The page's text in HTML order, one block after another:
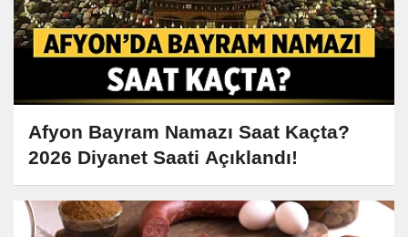
Afyon Bayram Namazı Saat Kaçta?
2026 Diyanet Saati Açıklandı!